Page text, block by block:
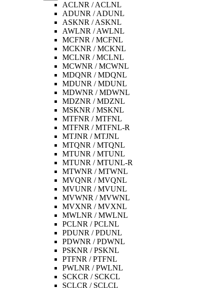
ACLNR / ACLNL
ADUNR / ADUNL
ASKNR / ASKNL
AWLNR / AWLNL
MCFNR / MCFNL
MCKNR / MCKNL
MCLNR / MCLNL
MCWNR / MCWNL
MDQNR / MDQNL
MDUNR / MDUNL
MDWNR / MDWNL
MDZNR / MDZNL
MSKNR / MSKNL
MTFNR / MTFNL
MTFNR / MTFNL-R
MTJNR / MTJNL
MTQNR / MTQNL
MTUNR / MTUNL
MTUNR / MTUNL-R
MTWNR / MTWNL
MVQNR / MVQNL
MVUNR / MVUNL
MVWNR / MVWNL
MVXNR / MVXNL
MWLNR / MWLNL
PCLNR / PCLNL
PDUNR / PDUNL
PDWNR / PDWNL
PSKNR / PSKNL
PTFNR / PTFNL
PWLNR / PWLNL
SCKCR / SCKCL
SCLCR / SCLCL